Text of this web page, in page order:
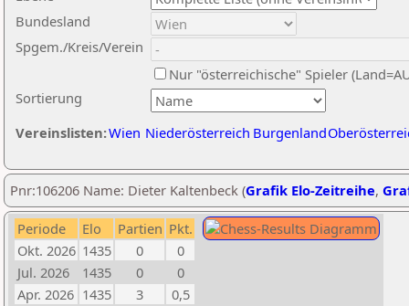
Sortierung
Bundesland
Spgem./Kreis/Verein
Nur "österreichische" Spieler
Vereinslisten:Wien Niederösterreich Burgenland
Pnr:106206 Name: Dieter Kaltenbeck (Grafik Elo-Zeitreihe,
Periode Elo Partien Pkt.
Okt. 2026 1435 0
0
Jul. 2026
1435 0
0
Apr. 2026 1435 3
0,5